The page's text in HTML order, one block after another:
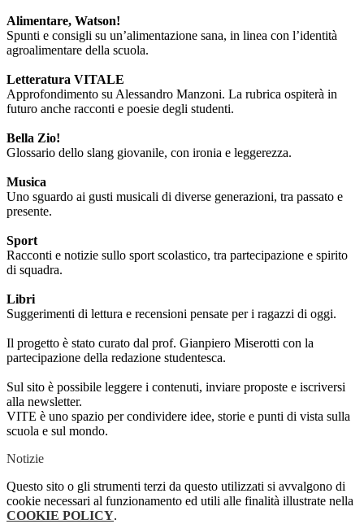
Alimentare, Watson!
Spunti e consigli su un’alimentazione sana, in linea con l’identità
agroalimentare della scuola.
Letteratura VITALE
Approfondimento su Alessandro Manzoni. La rubrica ospiterà in
futuro anche racconti e poesie degli studenti.
Bella Zio!
Glossario dello slang giovanile, con ironia e leggerezza.
Musica
Uno sguardo ai gusti musicali di diverse generazioni, tra passato e
presente.
Sport
Racconti e notizie sullo sport scolastico, tra partecipazione e spirito
di squadra.
Libri
Suggerimenti di lettura e recensioni pensate per i ragazzi di oggi.
Il progetto è stato curato dal prof. Gianpiero Miserotti con la
partecipazione della redazione studentesca.
Sul sito è possibile leggere i contenuti, inviare proposte e iscriversi
alla newsletter.
VITE è uno spazio per condividere idee, storie e punti di vista sulla
scuola e sul mondo.
Notizie
Questo sito o gli strumenti terzi da questo utilizzati si avvalgono di
cookie necessari al funzionamento ed utili alle finalità illustrate nella
COOKIE POLICY.